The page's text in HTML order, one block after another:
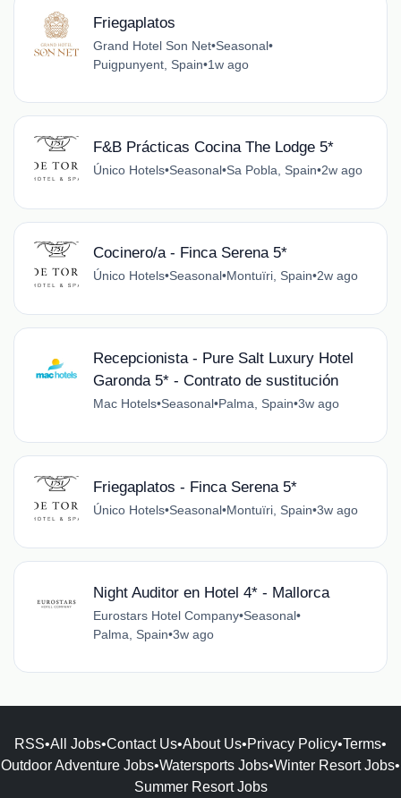
Friegaplatos
Grand Hotel Son Net•Seasonal•
Puigpunyent, Spain•1w ago
F&B Prácticas Cocina The Lodge 5*
Único Hotels•Seasonal•Sa Pobla, Spain•2w ago
Cocinero/a - Finca Serena 5*
Único Hotels•Seasonal•Montuïri, Spain•2w ago
Recepcionista - Pure Salt Luxury Hotel
Garonda 5* - Contrato de sustitución
Mac Hotels•Seasonal•Palma, Spain•3w ago
Friegaplatos - Finca Serena 5*
Único Hotels•Seasonal•Montuïri, Spain•3w ago
Night Auditor en Hotel 4* - Mallorca
Eurostars Hotel Company•Seasonal•
Palma, Spain•3w ago
RSS•All Jobs•Contact Us•About Us•Privacy Policy•Terms•
Outdoor Adventure Jobs•Watersports Jobs•Winter Resort Jobs•
Summer Resort Jobs